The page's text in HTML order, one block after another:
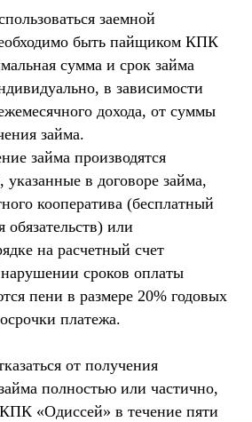
заемной
быть пайщиком КПК
сумма и срок займа
в зависимости
дохода, от суммы
займа.
займа производятся
в договоре займа,
кооператива (бесплатный
или
на расчетный счет
сроков оплаты
пени в размере 20% годовых
платежа.
от получения
полностью или частично,
«Одиссей» в течение пяти